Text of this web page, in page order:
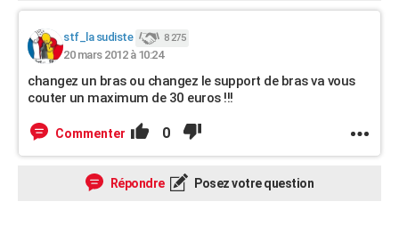
stf_la sudiste 8 275
20 mars 2012 à 10:24
changez un bras ou changez le support de bras va vous
couter un maximum de 30 euros !!!
Commenter 0
Répondre Posez votre question